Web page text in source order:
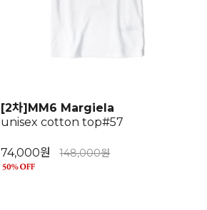
[2차]MM6 Margiela
unisex cotton top#57
74,000원 148,000원